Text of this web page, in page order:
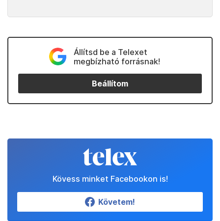
Állítsd be a Telexet
megbízható forrásnak!
Beállítom
Kövess minket Facebookon is!
Követem!